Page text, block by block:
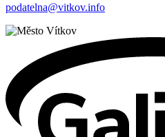
podatelna@vitkov.info